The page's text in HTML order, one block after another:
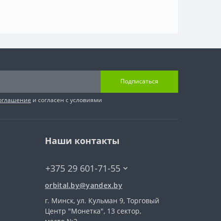
Подписаться
и согласен с условиями
Наши контакты
+375 29 601-71-55
orbital.by@yandex.by
г. Минск, ул. Кульман 9, Торговый
Центр "Монетка", 13 сектор,